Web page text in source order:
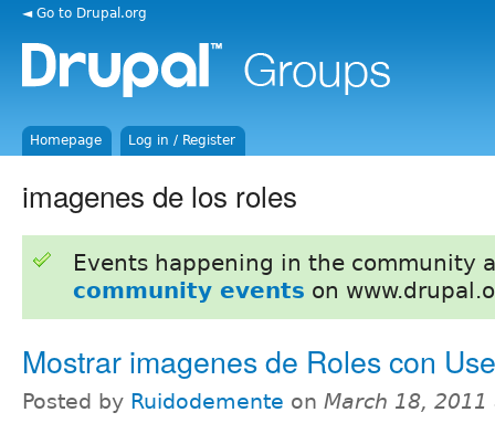
◄ Go to Drupal.org
Homepage Log in / Register
imagenes de los roles
Events happening in the community
community events on
Mostrar imagenes de Roles con
Posted by Ruidodemente on March 18,